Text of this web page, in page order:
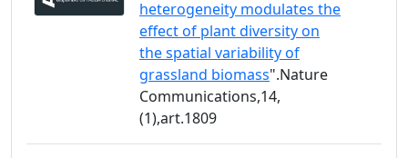
heterogeneity modulates the
effect of plant diversity on
the spatial variability of
grassland biomass".Nature
Communications,14,
(1),art.1809